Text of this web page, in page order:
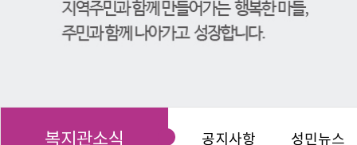
복지관소식 공지사항 성민뉴스